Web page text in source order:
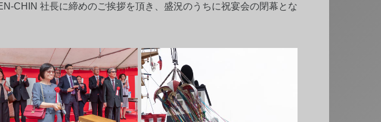
CHIN 社長に締めのご挨拶を頂き、盛況のうちに祝宴会の閉幕とな